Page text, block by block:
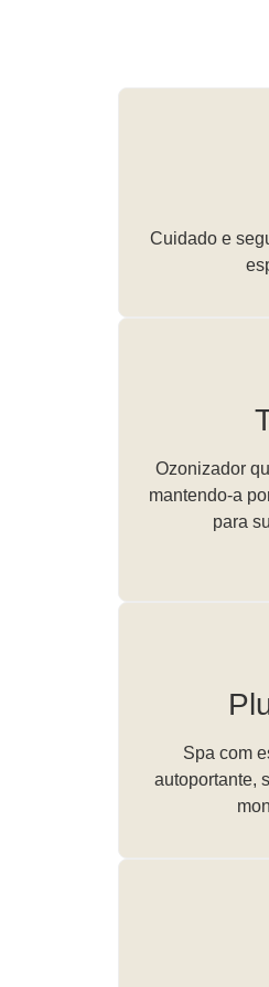
Cuidado e
Ozonizador
mantendo-a
para
Spa com
autoportante,